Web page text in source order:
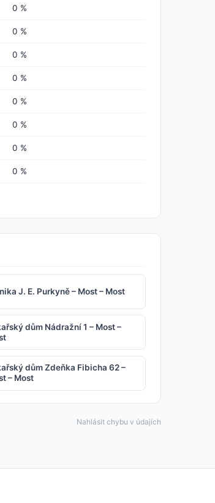
0 %
0 %
0 %
0 %
0 %
0 %
0 %
0 %
J. E. Purkyně – Most – Most
dům Nádražní 1 – Most –
dům Zdeňka Fibicha 62 –
– Most
Nahlásit chybu v údajích